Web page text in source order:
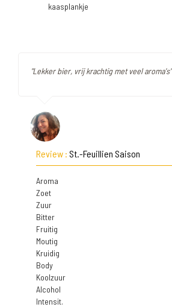
kaasplankje
"Lekker bier, vrij krachtig met veel aroma's"
Review : St.-Feuillien Saison
Aroma
Zoet
Zuur
Bitter
Fruitig
Moutig
Kruidig
Body
Koolzuur
Alcohol
Intensit.